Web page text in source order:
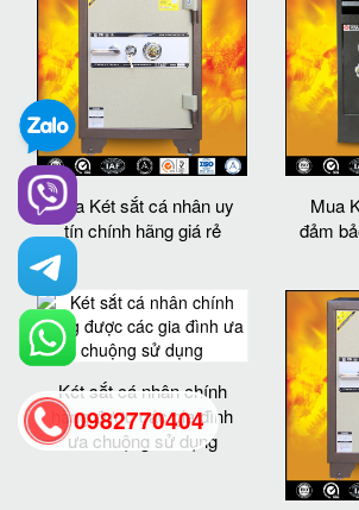
mua Két sắt cá nhân uy
tín chính hãng giá rẻ
Mua
đảm
Két sắt cá nhân chính
hãng được các gia đình
ưa chuộng sử dụng
0982770404